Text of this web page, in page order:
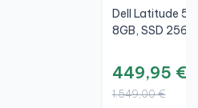
Dell Latitude
8GB, SSD
449,95 €
1.549,00 €